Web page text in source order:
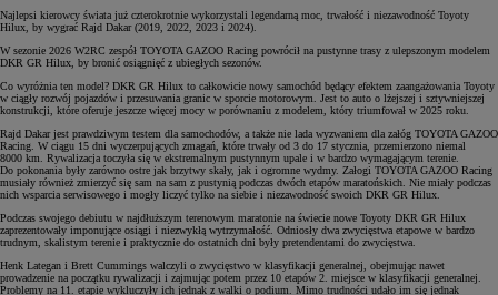
Najlepsi kierowcy świata już czterokrotnie wykorzystali legendarną moc, trwałość i niezawodność Toyoty
Hilux, by wygrać Rajd Dakar (2019, 2022, 2023 i 2024).
W sezonie 2026 W2RC zespół TOYOTA GAZOO Racing powrócił na pustynne trasy z ulepszonym modelem
DKR GR Hilux, by bronić osiągnięć z ubiegłych sezonów.
Co wyróżnia ten model? DKR GR Hilux to całkowicie nowy samochód będący efektem zaangażowania Toyoty
w ciągły rozwój pojazdów i przesuwania granic w sporcie motorowym. Jest to auto o lżejszej i sztywniejszej
konstrukcji, które oferuje jeszcze więcej mocy w porównaniu z modelem, który triumfował w 2025 roku.
Rajd Dakar jest prawdziwym testem dla samochodów, a także nie lada wyzwaniem dla załóg TOYOTA GAZOO
Racing. W ciągu 15 dni wyczerpujących zmagań, które trwały od 3 do 17 stycznia, przemierzono niemal
8000 km. Rywalizacja toczyła się w ekstremalnym pustynnym upale i w bardzo wymagającym terenie.
Do pokonania były zarówno ostre jak brzytwy skały, jak i ogromne wydmy. Załogi TOYOTA GAZOO Racing
musiały również zmierzyć się sam na sam z pustynią podczas dwóch etapów maratońskich. Nie miały podczas
nich wsparcia serwisowego i mogły liczyć tylko na siebie i niezawodność swoich DKR GR Hilux.
Podczas swojego debiutu w najdłuższym terenowym maratonie na świecie nowe Toyoty DKR GR Hilux
zaprezentowały imponujące osiągi i niezwykłą wytrzymałość. Odniosły dwa zwycięstwa etapowe w bardzo
trudnym, skalistym terenie i praktycznie do ostatnich dni były pretendentami do zwycięstwa.
Henk Lategan i Brett Cummings walczyli o zwycięstwo w klasyfikacji generalnej, obejmując nawet
prowadzenie na początku rywalizacji i zajmując potem przez 10 etapów 2. miejsce w klasyfikacji generalnej.
Problemy na 11. etapie wykluczyły ich jednak z walki o podium. Mimo trudności udało im się jednak